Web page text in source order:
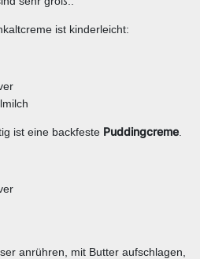
ist kinderleicht:
ist eine backfeste Puddingcreme
anrühren, mit Butter aufschlagen,